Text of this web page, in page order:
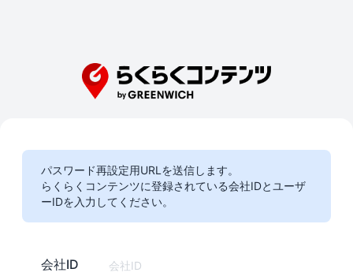
パスワード再設定用URLを送信します。
らくらくコンテンツに登録されている会社IDとユーザ
ーIDを入力してください。
会社ID